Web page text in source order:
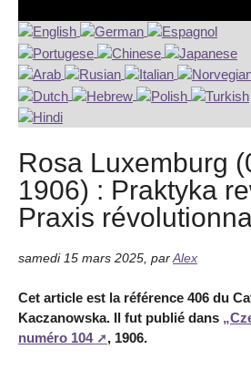
Rosa Luxemburg
1906) : Praktyka
Praxis
samedi 15 mars 2025 par Alex
Cet article est la référence 406 du
Kaczanowska. Il fut publié dans
numéro 104
, 1906.